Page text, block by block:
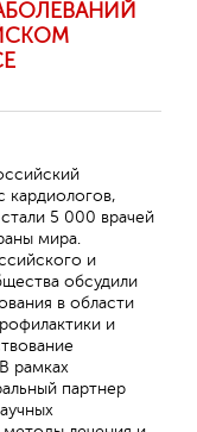
кардиологов,
5 000 врачей
мира.
и
обсудили
в области
и
рамках
партнер